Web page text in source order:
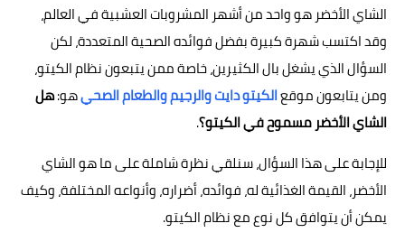
الشاي الأخضر هو واحد من أشهر المشروبات العشبية في العالم،
وقد اكتسب شهرة كبيرة بفضل فوائده الصحية المتعددة، لكن
السؤال الذي يشغل بال الكثيرين، خاصة ممن يتبعون نظام الكيتو،
ومن يتابعون موقعالكيتو دايت والرجيم والطعام الصحيهو:هل
الشاي الأخضر مسموح في الكيتو؟.
للإجابة على هذا السؤال، سنلقي نظرة شاملة على ما هو الشاي
الأخضر، القيمة الغذائية له، فوائده، أضراره، وأنواعه المختلفة، وكيف
يمكن أن يتوافق كل نوع مع نظام الكيتو.